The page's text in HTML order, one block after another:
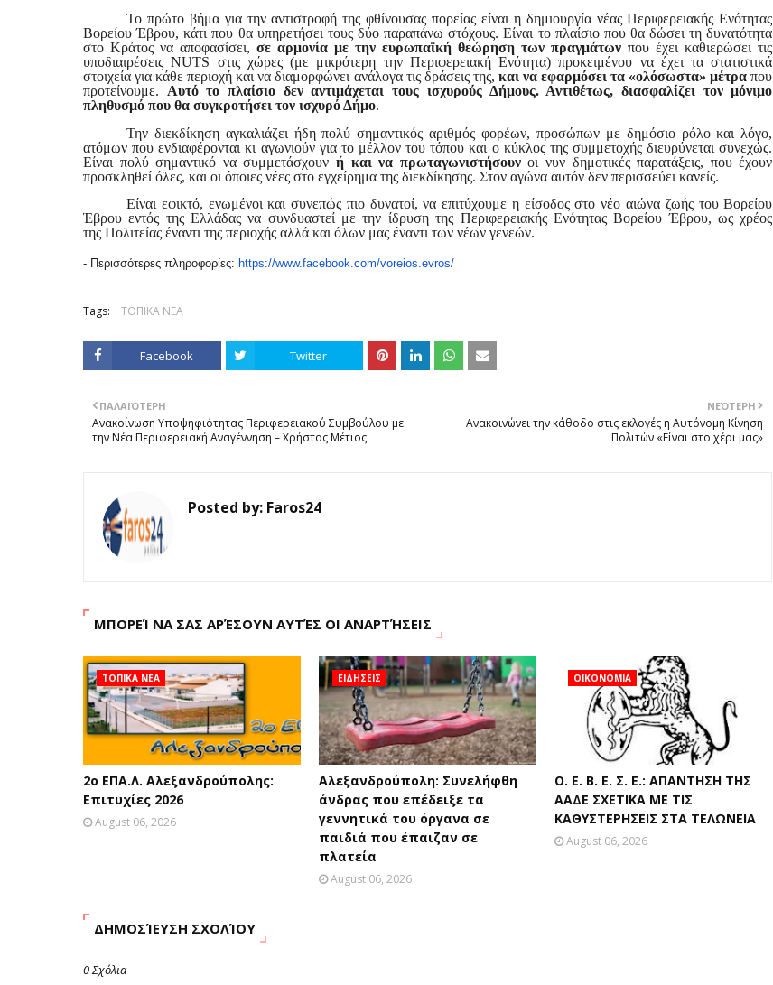
Το πρώτο βήμα για την αντιστροφή της φθίνουσας πορείας είναι η δημιουργία νέας Περιφερειακής Ενότητας
Βορείου Έβρου, κάτι που θα υπηρετήσει τους δύο παραπάνω στόχους. Είναι το πλαίσιο που θα δώσει τη δυνατότητα
στο Κράτος να αποφασίσει,σε αρμονία με την ευρωπαϊκή θεώρηση των πραγμάτων που έχει καθιερώσει τις
υποδιαιρέσειςNUTS στις χώρες (με μικρότερη την Περιφερειακή Ενότητα) προκειμένου να έχει τα στατιστικά
στοιχεία για κάθε περιοχή και να διαμορφώνει ανάλογα τις δράσεις της, και να εφαρμόσει τα «ολόσωστα» μέτρα που
προτείνουμε. Αυτό το πλαίσιο δεν αντιμάχεται τους ισχυρούς Δήμους. Αντιθέτως, διασφαλίζει τον μόνιμο
πληθυσμό που θα συγκροτήσει τον ισχυρό Δήμο.
Την διεκδίκηση αγκαλιάζει ήδη πολύ σημαντικός αριθμός φορέων, προσώπων με δημόσιο ρόλο και λόγο,
ατόμων που ενδιαφέρονται κι αγωνιούν για το μέλλον του τόπου και ο κύκλος της συμμετοχής διευρύνεται συνεχώς.
Είναι πολύ σημαντικό να συμμετάσχουν ή και να πρωταγωνιστήσουνοι νυν δημοτικές παρατάξεις, που έχουν
προσκληθεί όλες, και οι όποιες νέες στο εγχείρημα της διεκδίκησης. Στον αγώνα αυτόν δεν περισσεύει κανείς.
Είναι εφικτό, ενωμένοι και συνεπώς πιο δυνατοί, να επιτύχουμε η είσοδος στο νέο αιώνα ζωής του Βορείου
Έβρου εντός της Ελλάδας να συνδυαστεί με την ίδρυση της Περιφερειακής Ενότητας Βορείου Έβρου, ως χρέος
της Πολιτείας έναντι της περιοχής αλλά και όλων μας έναντι των νέων γενεών.
- Περισσότερες πληροφορίες: https://www.facebook.com/voreios.evros/
Tags: ΤΟΠΙΚΑ ΝΕΑ
Facebook Twitter
ΝΕΌΤΕΡΗ
Ανακοινώνει την κάθοδο στις εκλογές η Αυτόνομη Κίνηση
Πολιτών «Είναι στο χέρι μας»
ΠΑΛΑΙΌΤΕΡΗ
Ανακοίνωση Υποψηφιότητας Περιφερειακού Συμβούλου με
την Νέα Περιφερειακή Αναγέννηση – Χρήστος Μέτιος
Posted by: Faros24
ΜΠΟΡΕΊ ΝΑ ΣΑΣ ΑΡΈΣΟΥΝ ΑΥΤΈΣ ΟΙ ΑΝΑΡΤΉΣΕΙΣ
ΤΟΠΙΚΑ ΝΕΑ
2ο ΕΠΑ.Λ. Αλεξανδρούπολης:
Επιτυχίες 2026
August 06, 2026
ΕΙΔΗΣΕΙΣ
Αλεξανδρούπολη: Συνελήφθη
άνδρας που επέδειξε τα
γεννητικά του όργανα σε
παιδιά που έπαιζαν σε
πλατεία
August 06, 2026
ΟΙΚΟΝΟΜΙΑ
Ο. Ε. Β. Ε. Σ. Ε.: ΑΠΑΝΤΗΣΗ ΤΗΣ
ΑΑΔΕ ΣΧΕΤΙΚΑ ΜΕ ΤΙΣ
ΚΑΘΥΣΤΕΡΗΣΕΙΣ ΣΤΑ ΤΕΛΩΝΕΙΑ
August 06, 2026
ΔΗΜΟΣΊΕΥΣΗ ΣΧΟΛΊΟΥ
0 Σχόλια